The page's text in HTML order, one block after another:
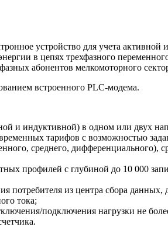
устройство для учета
в цепях трехфазного
абонентов мелкомоторного
встроенного PLC-модема.
и индуктивной) в одном или двух
тарифов с возможностью
среднего, дифференциального),
профилей с глубиной до 10 000
потребителя из центра сбора
тока;
подключения нагрузки не